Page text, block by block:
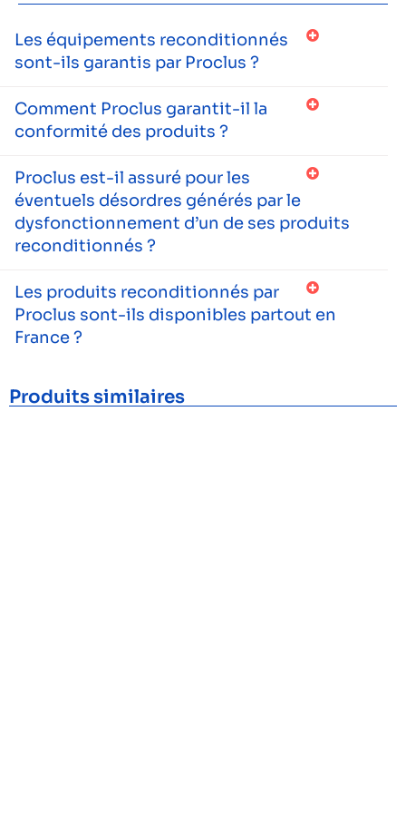
Les équipements reconditionnés
sont-ils garantis par Proclus ?
Comment Proclus garantit-il la
conformité des produits ?
Proclus est-il assuré pour les
éventuels désordres générés par le
dysfonctionnement d’un de ses produits
reconditionnés ?
Les produits reconditionnés par
Proclus sont-ils disponibles partout en
France ?
Produits similaires